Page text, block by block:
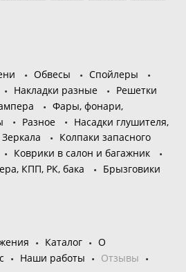
Обвесы
Спойлеры
Накладки разные
Решетки
Фары, фонари,
Разное
Насадки глушителя,
Зеркала
Колпаки запасного
Коврики в салон и багажник
КПП, РК, бака
Брызговики
Каталог
О
Наши работы
Отзывы